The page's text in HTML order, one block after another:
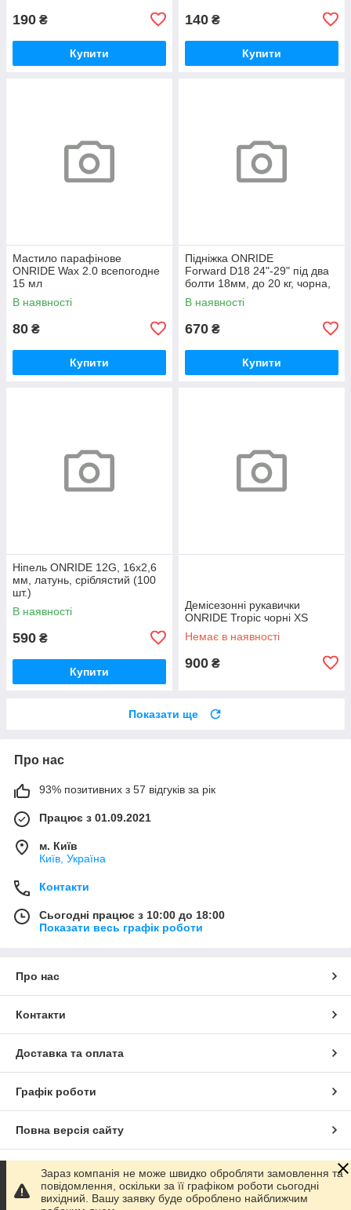
190 ₴
Купити
140 ₴
Купити
Мастило парафінове
ONRIDE Wax 2.0 всепогодне
15 мл
В наявності
80 ₴
Купити
Підніжка ONRIDE
Forward D18 24"-29" під два
болти 18мм, до 20 кг, чорна,
polybag
В наявності
670 ₴
Купити
Ніпель ONRIDE 12G, 16x2,6
мм, латунь, сріблястий (100
шт.)
В наявності
590 ₴
Купити
Демісезонні рукавички
ONRIDE Tropic чорні XS
Немає в наявності
900 ₴
Показати ще
Про нас
93% позитивних з 57 відгуків за рік
Працює з 01.09.2021
м. Київ
Київ, Україна
Контакти
Сьогодні працює з 10:00 до 18:00
Показати весь графік роботи
Про нас
Контакти
Доставка та оплата
Графік роботи
Повна версія сайту
Сайт створено на маркетплейсі Prom.ua
Політика конфіденційності
Зараз компанія не може швидко обробляти замовлення та
повідомлення, оскільки за її графіком роботи сьогодні
вихідний. Вашу заявку буде оброблено найближчим